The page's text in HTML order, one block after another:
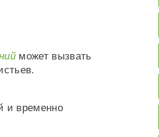
может вызвать
и временно